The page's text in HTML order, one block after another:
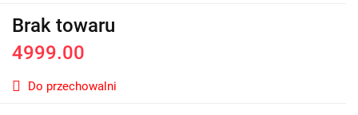
Brak towaru
4999.00
Do przechowalni